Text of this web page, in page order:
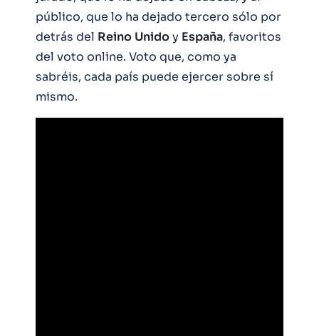
público, que lo ha dejado tercero sólo por
detrás del Reino Unidoy España, favoritos
del voto online. Voto que, como ya
sabréis, cada país puede ejercer sobre sí
mismo.